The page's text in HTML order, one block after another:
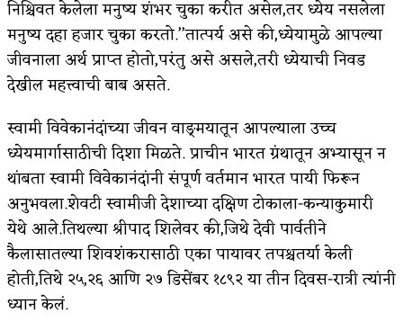
निश्चिवत केलेला मनुष्य शंभर चुका करीत असेल,तर ध्येय नसलेला
मनुष्य दहा हजार चुका करतो.’’तात्पर्य असे की,ध्येयामुळे आपल्या
जीवनाला अर्थ प्राप्त होतो,परंतु असे असले,तरी ध्येयाची निवड
देखील महत्त्वाची बाब असते.
स्वामी विवेकानंदांच्या जीवन वाङ्‌मयातून आपल्याला उच्च
ध्येयमार्गासाठीची दिशा मिळते. प्राचीन भारत ग्रंथातून अभ्यासून न
थांबता स्वामी विवेकानंदांनी संपूर्ण वर्तमान भारत पायी फिरून
अनुभवला.शेवटी स्वामीजी देशाच्या दक्षिण टोकाला-कन्याकुमारी
येथे आले.तिथल्या श्रीपाद शिलेवर की,जिथे देवी पार्वतीने
कैलासातल्या शिवशंकरासाठी एका पायावर तपश्चतर्या केली
होती,तिथे २५,२६ आणि २७ डिसेंबर १८९२ या तीन दिवस-रात्री त्यांनी
ध्यान केलं.